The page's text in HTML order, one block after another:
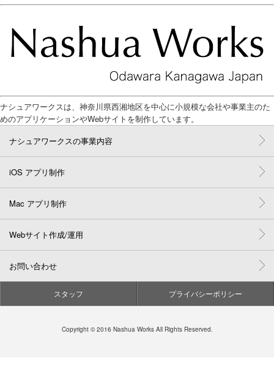
ナシュアワークスは、神奈川県西湘地区を中心に小規模な会社や事業主のた
めのアプリケーションやWebサイトを制作しています。
ナシュアワークスの事業内容
iOS アプリ制作
Mac アプリ制作
Webサイト作成/運用
お問い合わせ
スタッフ プライバシーポリシー
Copyright © 2016 Nashua Works All Rights Reserved.